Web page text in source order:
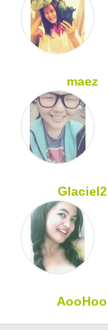
maez
Glaciel2
AooHoo